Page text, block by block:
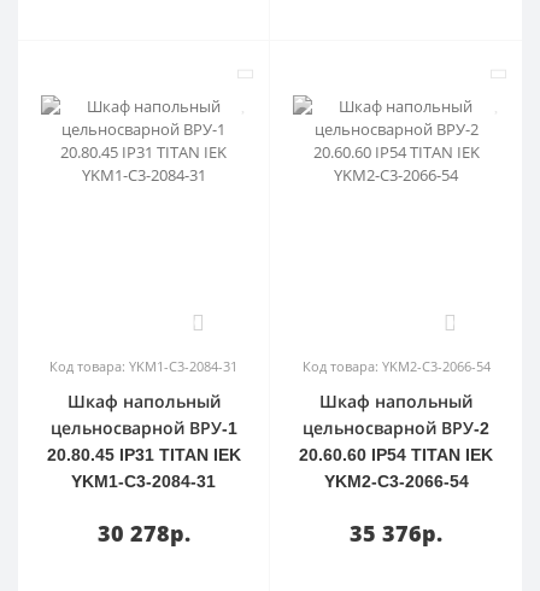
Код товара: YKM1-C3-2084-31
Шкаф напольный
цельносварной ВРУ-1
20.80.45 IP31 TITAN IEK
YKM1-C3-2084-31
30 278р.
Код товара: YKM2-C3-2066-54
Шкаф напольный
цельносварной ВРУ-2
20.60.60 IP54 TITAN IEK
YKM2-C3-2066-54
35 376р.